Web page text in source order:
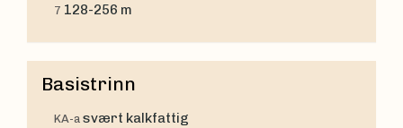
7 128-256 m
Basistrinn
KA-a svært kalkfattig